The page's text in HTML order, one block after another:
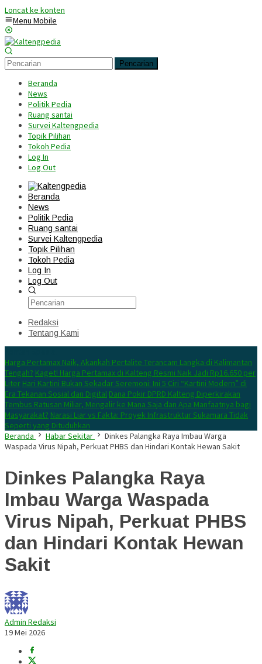
Loncat ke konten
Menu Mobile
Pencarian
Beranda
News
Politik Pedia
Ruang santai
Survei Kaltengpedia
Topik Pilihan
Tokoh Pedia
Log In
Log Out
Beranda
News
Politik Pedia
Ruang santai
Survei Kaltengpedia
Topik Pilihan
Tokoh Pedia
Log In
Log Out
Redaksi
Tentang Kami
Harga Pertamax Naik, Akankah Pertalite Terancam Langka di Kalimantan
Tengah? Kaget! Harga Pertamax di Kalteng Resmi Naik Jadi Rp16.650 per
Liter Hari Kartini Bukan Sekadar Seremoni: Ini 5 Ciri “Kartini Modern” di
Era Tekanan Sosial dan Digital Dana Pokir DPRD Kalteng Diperkirakan
Tembus Ratusan Miliar, Mengalir ke Mana Saja dan Apa Manfaatnya bagi
Masyarakat? Narasi Liar vs Fakta: Proyek Infrastruktur Sukamara Tidak
Seperti yang Dituduhkan
Beranda
Habar Sekitar
Dinkes Palangka Raya Imbau Warga
Waspada Virus Nipah, Perkuat PHBS dan Hindari Kontak Hewan Sakit
Dinkes Palangka Raya
Imbau Warga Waspada
Virus Nipah, Perkuat PHBS
dan Hindari Kontak Hewan
Sakit
Admin Redaksi
19 Mei 2026